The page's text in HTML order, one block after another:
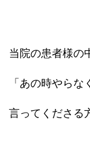
当院の患者様の
「あの時やらな
言ってくださる